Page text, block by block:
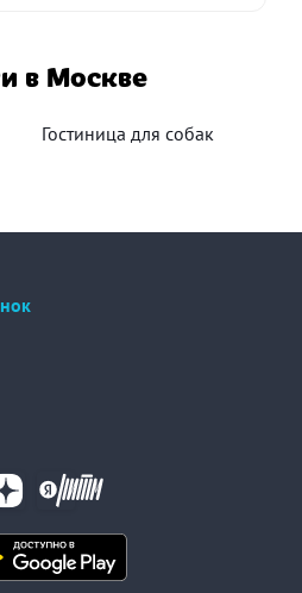
в Москве
Гостиница для собак